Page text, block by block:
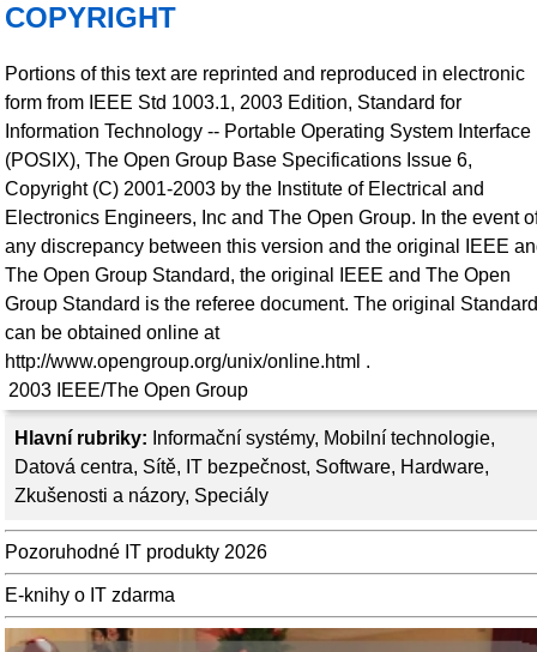
Hlavní rubriky: Informační systémy, Mobilní technologie,
Datová centra, Sítě, IT bezpečnost, Software, Hardware,
Zkušenosti a názory, Speciály
Pozoruhodné IT produkty 2026
E-knihy o IT zdarma
COPYRIGHT
Portions of this text are reprinted and reproduced in electronic
form from IEEE Std 1003.1, 2003 Edition, Standard for
Information Technology -- Portable Operating System Interface
(POSIX), The Open Group Base Specifications Issue 6,
Copyright (C) 2001-2003 by the Institute of Electrical and
Electronics Engineers, Inc and The Open Group. In the event
any discrepancy between this version and the original IEEE
The Open Group Standard, the original IEEE and The Open
Group Standard is the referee document. The original Standard
can be obtained online at
http://www.opengroup.org/unix/online.html .
2003 IEEE/The Open Group